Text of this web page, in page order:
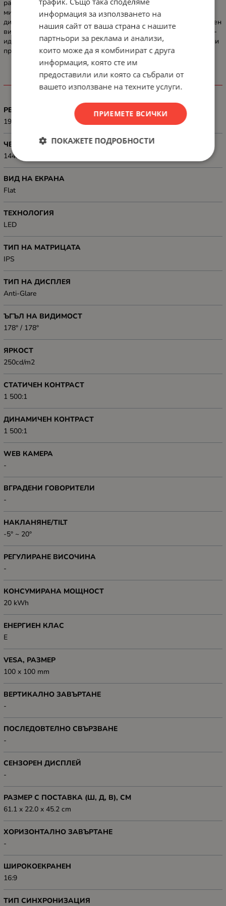
разсейване благодарение на ултратънката рамка и
минималистичната основа на стойката с почти безрамков
дизайн. Плаващата стойка допринася за изчистен и лек външен
вид, а гладкото визуално усещане осигурява пълно потапяне -
идеално за двойни конфигурации или минималистични работни
пространства.
ХАРАКТЕРИСТИКИ
РЕЗОЛЮЦИЯ
1920x1080
ЧЕСТОТА НА ОПРЕСНЯВАНЕ
144Hz
ВИД НА ЕКРАНА
Flat
ТЕХНОЛОГИЯ
LED
ТИП НА МАТРИЦАТА
IPS
ТИП НА ДИСПЛЕЯ
Anti-Glare
ЪГЪЛ НА ВИДИМОСТ
178° / 178°
ЯРКОСТ
250cd/m2
СТАТИЧЕН КОНТРАСТ
1 500:1
ДИНАМИЧЕН КОНТРАСТ
1 500:1
WEB КАМЕРА
-
ВГРАДЕНИ ГОВОРИТЕЛИ
-
НАКЛАНЯНЕ/TILT
-5° ~ 20°
РЕГУЛИРАНЕ ВИСОЧИНА
-
КОНСУМИРАНА МОЩНОСТ
20 kWh
ЕНЕРГИЕН КЛАС
Е
VESA, РАЗМЕР
100 x 100 mm
ВЕРТИКАЛНО ЗАВЪРТАНЕ
-
ПОСЛЕДОВТЕЛНО СВЪРЗВАНЕ
-
СЕНЗОРЕН ДИСПЛЕЙ
-
РАЗМЕР С ПОСТАВКА (Ш, Д, В), СМ
61.1 x 22.0 x 45.2 cm
ХОРИЗОНТАЛНО ЗАВЪРТАНЕ
-
ШИРОКОЕКРАНЕН
16:9
ТИП СИНХРОНИЗАЦИЯ
информация за използването на
нашия сайт от ваша страна с нашите
партньори за реклама и анализи,
които може да я комбинират с друга
информация, която сте им
предоставили или която са събрали от
вашето използване на техните услуги.
ПРИЕМЕТЕ ВСИЧКИ
ПОКАЖЕТЕ ПОДРОБНОСТИ